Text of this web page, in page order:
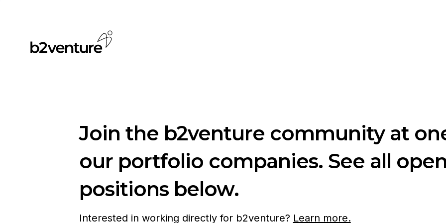
Join the b2venture community at
our portfolio companies. See all
positions below.
Interested in working directly for b2venture? Learn more.